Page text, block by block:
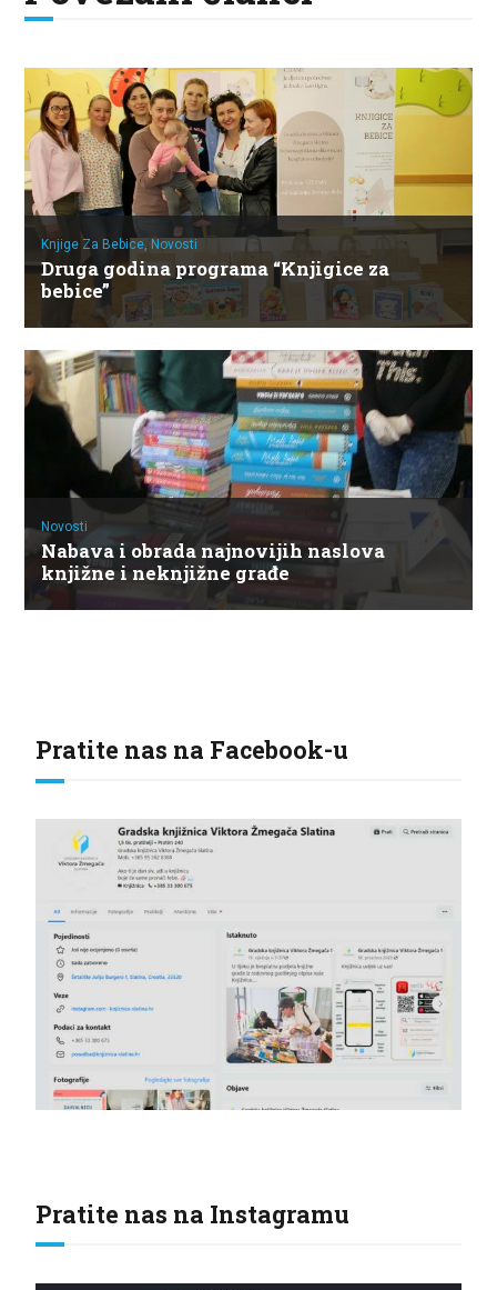
Knjige Za Bebice,Novosti
Druga godina programa “Knjigice za
bebice”
Novosti
Nabava i obrada najnovijih naslova
knjižne i neknjižne građe
Pratite nas na Facebook-u
Pratite nas na Instagramu